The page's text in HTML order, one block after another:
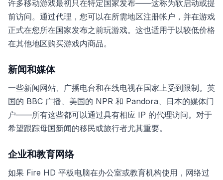
许多移动游戏最初只在特定国家发布——这称为软启动或提
前访问。通过代理，您可以在所需地区注册帐户，并在游戏
正式在您所在国家发布之前玩游戏。这也适用于以较低价格
在其他地区购买游戏内商品。
新闻和媒体
一些新闻网站、广播电台和在线电视在国家上受到限制。英
国的 BBC 广播、美国的 NPR 和 Pandora、日本的媒体门
户——所有这些都可以通过具有相应 IP 的代理访问。对于
希望跟踪母国新闻的移民或旅行者尤其重要。
企业和教育网络
如果 Fire HD 平板电脑在办公室或教育机构使用，网络过